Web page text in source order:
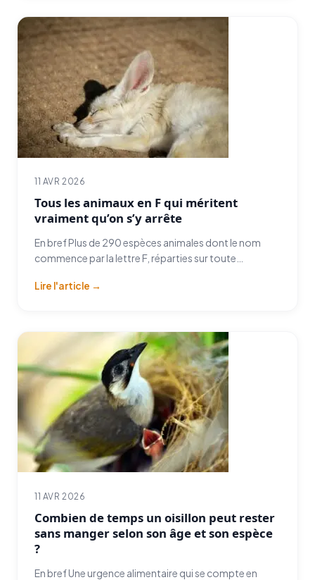
11 AVR 2026
Tous les animaux en F qui méritent
vraiment qu’on s’y arrête
En bref Plus de 290 espèces animales dont le nom
commence par la lettre F, réparties sur toute…
Lire l'article →
11 AVR 2026
Combien de temps un oisillon peut rester
sans manger selon son âge et son espèce
?
En bref Une urgence alimentaire qui se compte en